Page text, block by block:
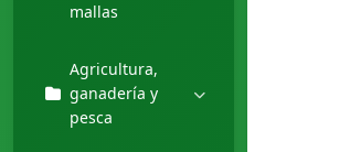
mallas
Agricultura,
ganadería y
pesca